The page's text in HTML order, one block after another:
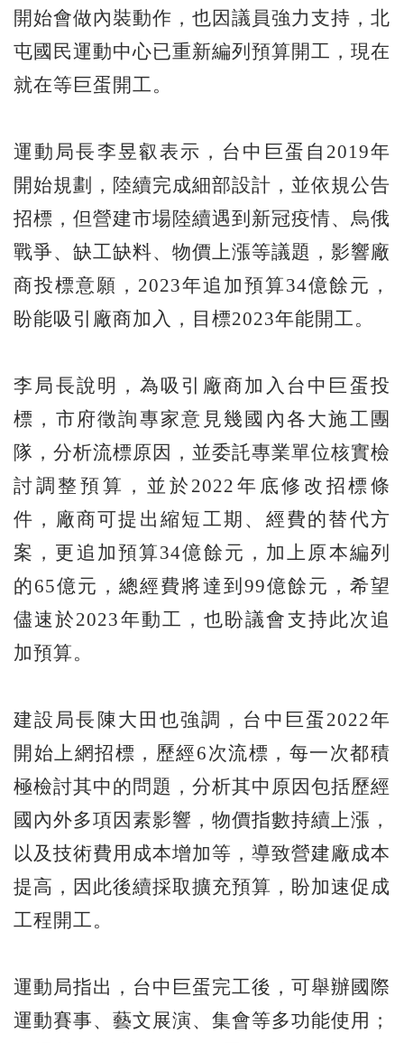
開始會做內裝動作，也因議員強力支持，北
屯國民運動中心已重新編列預算開工，現在
就在等巨蛋開工。
運動局長李昱叡表示，台中巨蛋自2019年
開始規劃，陸續完成細部設計，並依規公告
招標，但營建市場陸續遇到新冠疫情、烏俄
戰爭、缺工缺料、物價上漲等議題，影響廠
商投標意願，2023年追加預算34億餘元，
盼能吸引廠商加入，目標2023年能開工。
李局長說明，為吸引廠商加入台中巨蛋投
標，市府徵詢專家意見幾國內各大施工團
隊，分析流標原因，並委託專業單位核實檢
討調整預算，並於2022年底修改招標條
件，廠商可提出縮短工期、經費的替代方
案，更追加預算34億餘元，加上原本編列
的65億元，總經費將達到99億餘元，希望
儘速於2023年動工，也盼議會支持此次追
加預算。
建設局長陳大田也強調，台中巨蛋2022年
開始上網招標，歷經6次流標，每一次都積
極檢討其中的問題，分析其中原因包括歷經
國內外多項因素影響，物價指數持續上漲，
以及技術費用成本增加等，導致營建廠成本
提高，因此後續採取擴充預算，盼加速促成
工程開工。
運動局指出，台中巨蛋完工後，可舉辦國際
運動賽事、藝文展演、集會等多功能使用；